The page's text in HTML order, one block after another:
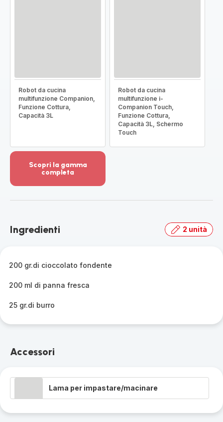
Robot da cucina
multifunzione Companion,
Funzione Cottura,
Capacità 3L
Robot da cucina
multifunzione i-
Companion Touch,
Funzione Cottura,
Capacità 3L, Schermo
Touch
Scopri la gamma
completa
dettagli
la
Ingredienti 2 unità
200 gr.di cioccolato fondente
200 ml di panna fresca
25 gr.di burro
Accessori
Lama per impastare/macinare